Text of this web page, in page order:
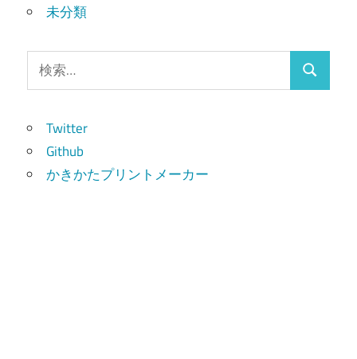
未分類
索:
検
Twitter
Github
かきかたプリントメーカー